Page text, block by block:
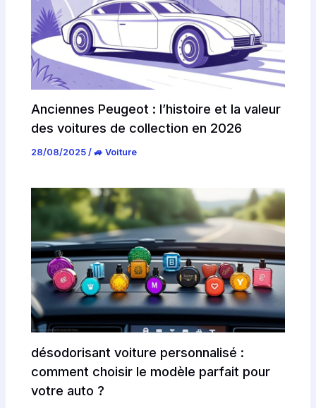
Anciennes Peugeot : l’histoire et la valeur
des voitures de collection en 2026
28/08/2025/🚙 Voiture
désodorisant voiture personnalisé :
comment choisir le modèle parfait pour
votre auto ?